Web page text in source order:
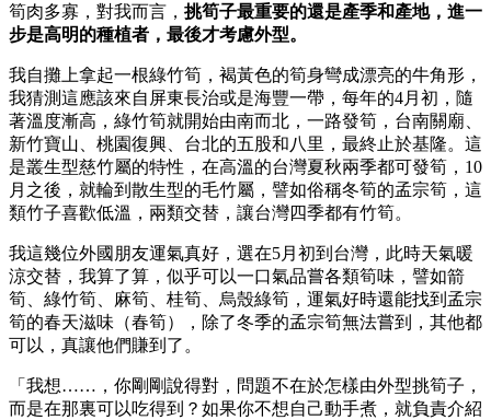
筍肉多寡，對我而言， 挑筍子最重要的還是產季和產地，進一
步是高明的種植者，最後才考慮外型。
我自攤上拿起一根綠竹筍，褐黃色的筍身彎成漂亮的牛角形，
我猜測這應該來自屏東長治或是海豐一帶，每年的4月初，隨
著溫度漸高，綠竹筍就開始由南而北，一路發筍，台南關廟、
新竹寶山、桃園復興、台北的五股和八里，最終止於基隆。這
是叢生型慈竹屬的特性，在高溫的台灣夏秋兩季都可發筍，10
月之後，就輪到散生型的毛竹屬，譬如俗稱冬筍的孟宗筍，這
類竹子喜歡低溫，兩類交替，讓台灣四季都有竹筍。
我這幾位外國朋友運氣真好，選在5月初到台灣，此時天氣暖
涼交替，我算了算，似乎可以一口氣品嘗各類筍味，譬如箭
筍、綠竹筍、麻筍、桂筍、烏殼綠筍，運氣好時還能找到孟宗
筍的春天滋味（春筍），除了冬季的孟宗筍無法嘗到，其他都
可以，真讓他們賺到了。
「我想……，你剛剛說得對，問題不在於怎樣由外型挑筍子，
而是在那裏可以吃得到？如果你不想自己動手煮，就負責介紹